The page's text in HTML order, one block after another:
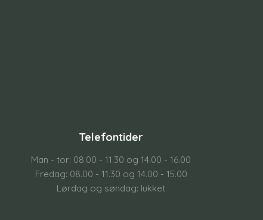
Telefontider
Man - tor: 08.00 - 11.30 og 14.00 - 16.00
Fredag: 08.00 - 11.30 og 14.00 - 15.00
Lørdag og søndag: lukket